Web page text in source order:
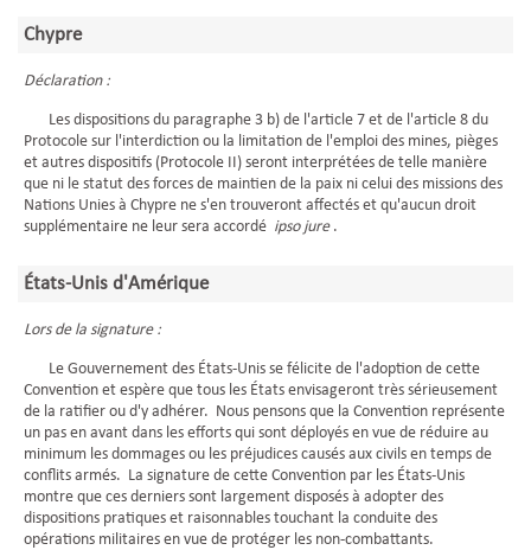
Chypre
Déclaration :
Les dispositions du paragraphe 3 b) de l'article 7 et de l'article 8 du
Protocole sur l'interdiction ou la limitation de l'emploi des mines, pièges
et autres dispositifs (Protocole II) seront interprétées de telle manière
que ni le statut des forces de maintien de la paix ni celui des missions des
Nations Unies à Chypre ne s'en trouveront affectés et qu'aucun droit
supplémentaire ne leur sera accordé ipso jure .
États-Unis d'Amérique
Lors de la signature :
Le Gouvernement des États-Unis se félicite de l'adoption de cette
Convention et espère que tous les États envisageront très sérieusement
de la ratifier ou d'y adhérer. Nous pensons que la Convention représente
un pas en avant dans les efforts qui sont déployés en vue de réduire au
minimum les dommages ou les préjudices causés aux civils en temps de
conflits armés. La signature de cette Convention par les États-Unis
montre que ces derniers sont largement disposés à adopter des
dispositions pratiques et raisonnables touchant la conduite des
opérations militaires en vue de protéger les non-combattants.